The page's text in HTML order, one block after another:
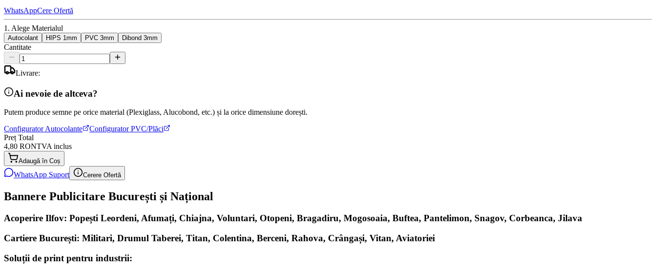
WhatsAppCere Ofertă
1. Alege Materialul
Autocolant HIPS 1mm PVC 3mm Dibond 3mm
Cantitate
Livrare:
Ai nevoie de altceva?
Putem produce semne pe orice material (Plexiglass, Alucobond, etc.) și la orice dimensiune dorești.
Configurator Autocolante
Configurator PVC/Plăci
Preț Total
4,80 RONTVA inclus
Adaugă în Coș
WhatsApp Suport Cerere Ofertă
Bannere Publicitare București și Național
Acoperire Ilfov: Popești Leordeni, Afumați, Chiajna, Voluntari, Otopeni, Bragadiru, Mogosoaia, Buftea, Pantelimon, Snagov, Corbeanca, Jilava
Cartiere București: Militari, Drumul Taberei, Titan, Colentina, Berceni, Rahova, Crângași, Vitan, Aviatoriei
Soluții de print pentru industrii: